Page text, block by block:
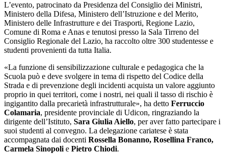
L’evento, patrocinato da Presidenza del Consiglio dei Ministri,
Ministero della Difesa, Ministero dell’Istruzione e del Merito,
Ministero delle Infrastrutture e dei Trasporti, Regione Lazio,
Comune di Roma e Anas e tenutosi presso la Sala Tirreno del
Consiglio Regionale del Lazio, ha raccolto oltre 300 studentesse e
studenti provenienti da tutta Italia.
«La funzione di sensibilizzazione culturale e pedagogica che la
Scuola può e deve svolgere in tema di rispetto del Codice della
Strada e di prevenzione degli incidenti acquista un valore aggiunto
proprio in quei territori, come i nostri, nei quali il tasso di rischio è
ingigantito dalla precarietà infrastrutturale», ha detto Ferruccio
Colamaria, presidente provinciale di Udicon, ringraziando la
dirigente dell’Istituto, Sara Giulia Aiello, per aver fatto partecipare i
suoi studenti al convegno. La delegazione cariatese è stata
accompagnata dai docenti Rossella Bonanno, Rosellina Franco,
Carmela Sinopolie Pietro Chiodi.